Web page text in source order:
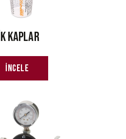
Kaplar
İncele